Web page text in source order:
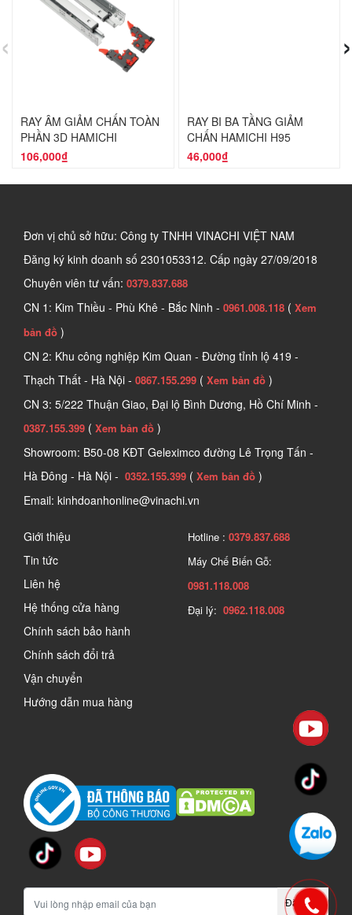
RAY ÂM GIẢM CHẤN TOÀN
PHẦN 3D HAMICHI
106,000₫
RAY BI BA TẦNG GIẢM
CHẤN HAMICHI H95
46,000₫
‹ ›
Đơn vị chủ sở hữu: Công ty TNHH VINACHI VIỆT NAM
Đăng ký kinh doanh số 2301053312. Cấp ngày 27/09/2018
Chuyên viên tư vấn: 0379.837.688
CN 1: Kim Thiều - Phù Khê - Bắc Ninh - 0961.008.118 ( Xem
bản đồ )
CN 2: Khu công nghiệp Kim Quan - Đường tỉnh lộ 419 -
Thạch Thất - Hà Nội - 0867.155.299 ( Xem bản đồ )
CN 3: 5/222 Thuận Giao, Đại lộ Bình Dương, Hồ Chí Minh -
0387.155.399 ( Xem bản đồ )
Showroom: B50-08 KĐT Geleximco đường Lê Trọng Tấn -
Hà Đông - Hà Nội - 0352.155.399 ( Xem bản đồ )
Email: kinhdoanhonline@vinachi.vn
Giới thiệu
Tin tức
Liên hệ
Hệ thống cửa hàng
Chính sách bảo hành
Chính sách đổi trả
Vận chuyển
Hướng dẫn mua hàng
Hotline : 0379.837.688
Máy Chế Biến Gỗ:
0981.118.008
Đại lý: 0962.118.008
Đăng ký